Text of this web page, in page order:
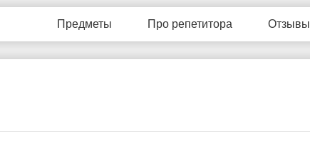
Предметы Про репетитора Отзывы
10:30
10:00
10:30
Нет
свободных
Нет
свободных